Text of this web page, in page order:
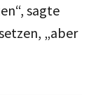
sagte
„aber